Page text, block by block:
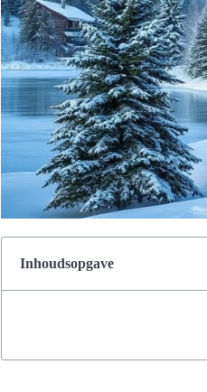
Inhoudsopgave